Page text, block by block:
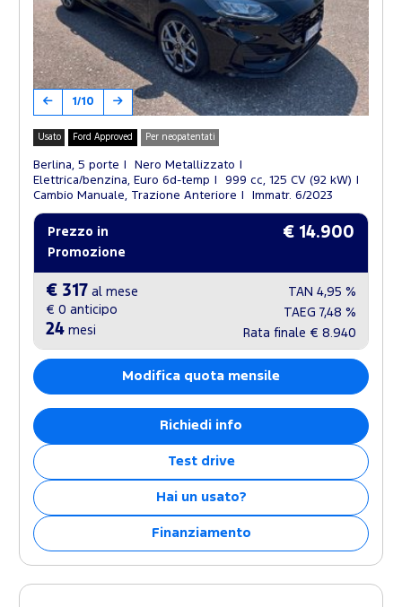
1/10
Usato Ford Approved Per neopatentati
Berlina, 5 porte
Nero Metallizzato
Elettrica/benzina, Euro 6d-temp
999 cc, 125 CV (92 kW)
Cambio Manuale, Trazione Anteriore
Immatr. 6/2023
Prezzo in
Promozione
€ 14.900
€ 317 al mese
€ 0 anticipo
24 mesi
TAN 4,95 %
TAEG 7,48 %
Rata finale € 8.940
Modifica quota mensile
Richiedi info
Test drive
Hai un usato?
Finanziamento